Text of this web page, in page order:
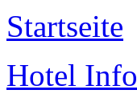
Startseite
Hotel Info